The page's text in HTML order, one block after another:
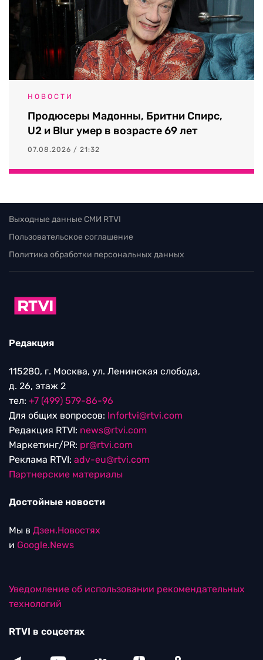
НОВОСТИ
Продюсеры Мадонны, Бритни Спирс,
U2 и Blur умер в возрасте 69 лет
07.08.2026 / 21:32
Выходные данные СМИ RTVI
Пользовательское соглашение
Политика обработки персональных данных
Редакция
115280, г. Москва, ул. Ленинская слобода,
д. 26, этаж 2
тел: +7 (499) 579-86-96
Для общих вопросов: Infortvi@rtvi.com
Редакция RTVI: news@rtvi.com
Маркетинг/PR: pr@rtvi.com
Реклама RTVI: adv-eu@rtvi.com
Партнерские материалы
Достойные новости
Мы в Дзен.Новостях
и Google.News
Уведомление об использовании рекомендательных
технологий
RTVI в соцсетях